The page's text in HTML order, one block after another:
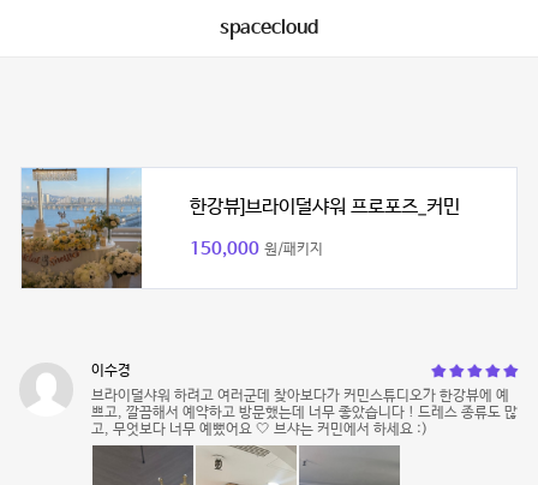
spacecloud
한강뷰]브라이덜샤워 프로포즈_커민
150,000 원/패키지
이수경
브라이덜샤워 하려고 여러군데 찾아보다가 커민스튜디오가 한강뷰에 예
쁘고, 깔끔해서 예약하고 방문했는데 너무 좋았습니다 ! 드레스 종류도 많
고, 무엇보다 너무 예뻤어요 🤍 브샤는 커민에서 하세요 :)